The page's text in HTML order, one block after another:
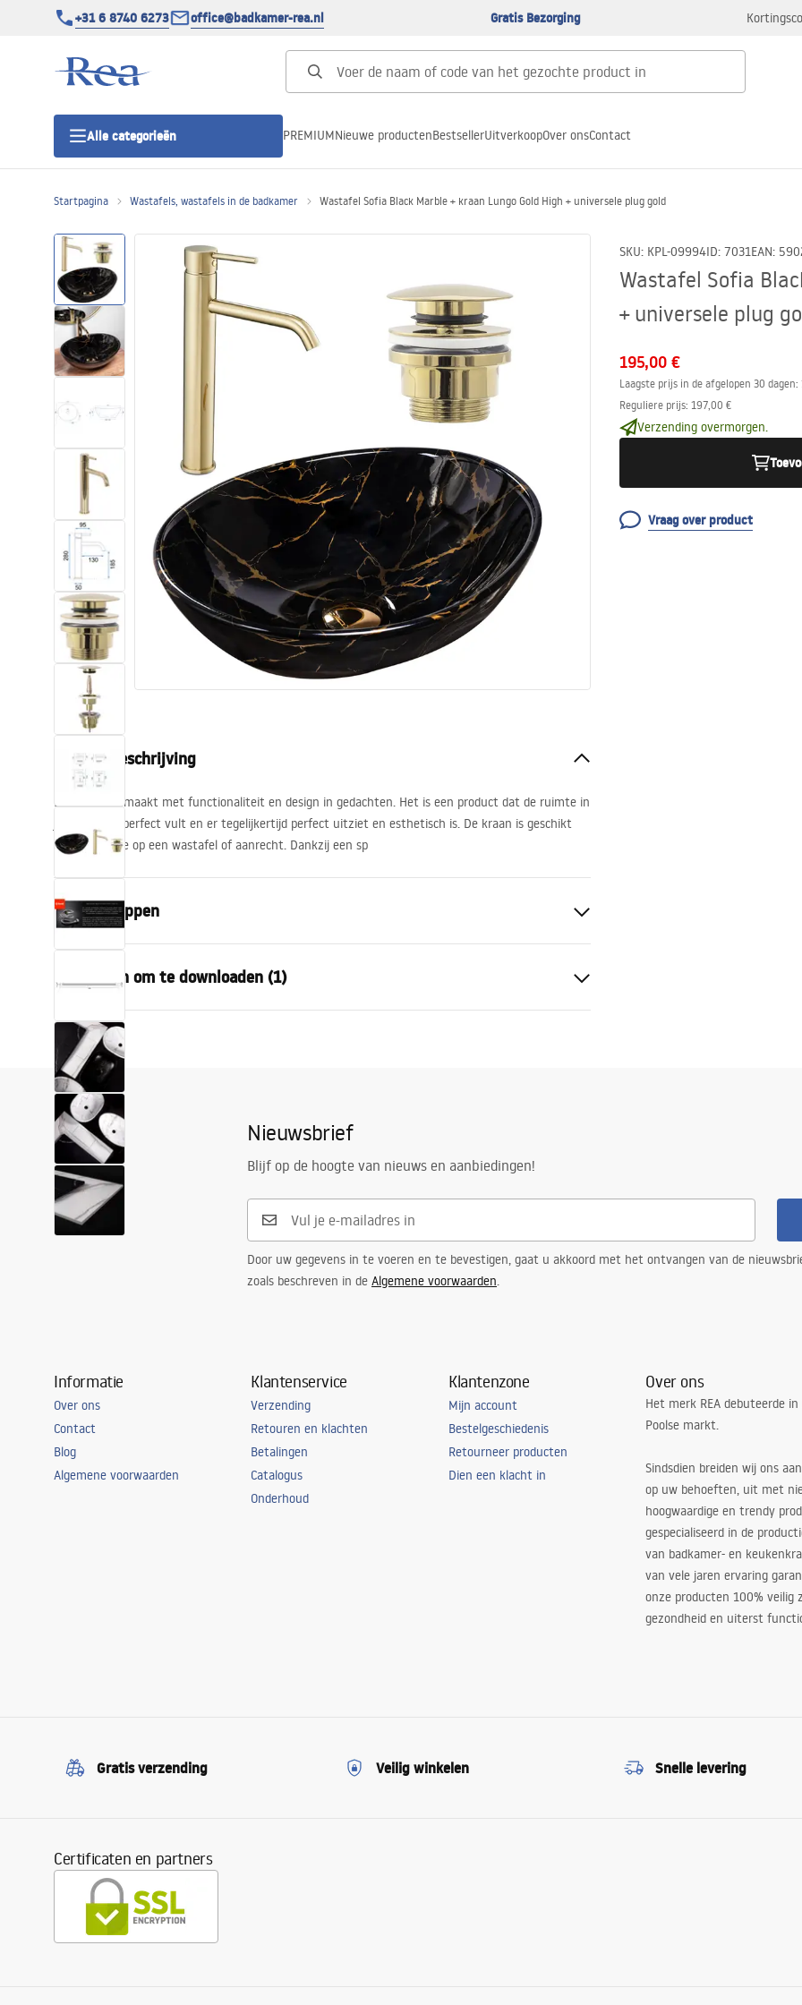
+31 6 8740 6273 office@badkamer-rea.nl Gratis Bezorging
Alle categorieën
Douchedeur
Lineaire Douchegoten
Toiletten
Wastafels
Baden en badwanden
Kranen
Douches
PREMIUMNieuwe productenBestsellerUitverkoopOver onsContact
Startpagina Wastafels, wastafels in de badkamer Wastafel Sofia Black Marble + kraan Lungo Gold High + universele plug gold
SKU: KPL-09994ID: 7031EAN:
Wastafel Sofia
+ universele plug
195,00 €
Laagste prijs in de afgelopen 30 dagen:
Reguliere prijs: 197,00 €
Verzending overmorgen.
Vraag over product
Productbeschrijving
Een kraan gemaakt met functionaliteit en design in gedachten. Het is een product dat de ruimte in
je badkamer perfect vult en er tegelijkertijd perfect uitziet en esthetisch is. De kraan is geschikt
voor montage op een wastafel of aanrecht. Dankzij een sp
Eigenschappen
Kraan type
Helder goud
Materiaal
Hoofdtype:
Voltooiing van de kraan
Aansluitdiameter:
3/8 inch
Perlator
overhead
Slangen inbegrepen
Wasbak
steen imitatie
Sanitair keramiek
Stop variant
universeel
Bestanden om te downloaden (1)
Garantievoorwaarden
Warranty_Terms_and_Conditions_Faucets_-_5.pdf
Nieuwsbrief
Blijf op de hoogte van nieuws en aanbiedingen!
Door uw gegevens in te voeren en te bevestigen, gaat u akkoord met het ontvangen van de
zoals beschreven in de Algemene voorwaarden.
Informatie
Over ons
Contact
Blog
Algemene voorwaarden
Klantenservice
Verzending
Retouren en klachten
Betalingen
Catalogus
Onderhoud
Klantenzone
Mijn account
Bestelgeschiedenis
Retourneer producten
Dien een klacht in
Over ons
Het merk REA debuteerde
Poolse markt.
Sindsdien breiden wij ons
op uw behoeften, uit met
hoogwaardige en trendy
gespecialiseerd in de
van badkamer- en
van vele jaren ervaring
onze producten 100% veilig
gezondheid en uiterst
Gratis verzending Veilig winkelen Snelle levering
Certificaten en partners